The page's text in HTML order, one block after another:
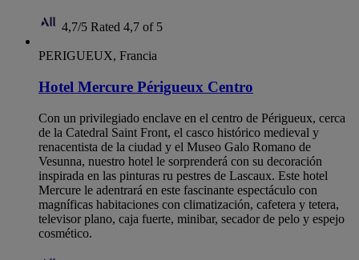
4,7/5 Rated 4,7 of 5
PERIGUEUX, Francia
Hotel Mercure Périgueux Centro
Con un privilegiado enclave en el centro de Périgueux, cerca
de la Catedral Saint Front, el casco histórico medieval y
renacentista de la ciudad y el Museo Galo Romano de
Vesunna, nuestro hotel le sorprenderá con su decoración
inspirada en las pinturas ru pestres de Lascaux. Este hotel
Mercure le adentrará en este fascinante espectáculo con
magníficas habitaciones con climatización, cafetera y tetera,
televisor plano, caja fuerte, minibar, secador de pelo y espejo
cosmético.